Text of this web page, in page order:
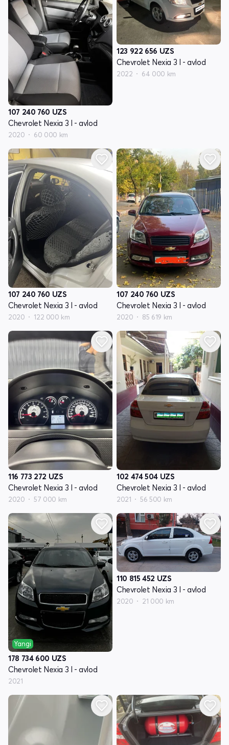
107 240 760 UZS
Chevrolet Nexia 3 I - avlod
2020 60 000 km
123 922 656 UZS
Chevrolet Nexia 3 I - avlod
2022 64 000 km
107 240 760 UZS
Chevrolet Nexia 3 I - avlod
2020 122 000 km
107 240 760 UZS
Chevrolet Nexia 3 I - avlod
2020 85 619 km
116 773 272 UZS
Chevrolet Nexia 3 I - avlod
2020 57 000 km
102 474 504 UZS
Chevrolet Nexia 3 I - avlod
2021 56 500 km
Yangi
178 734 600 UZS
Chevrolet Nexia 3 I - avlod
2021
110 815 452 UZS
Chevrolet Nexia 3 I - avlod
2020 21 000 km